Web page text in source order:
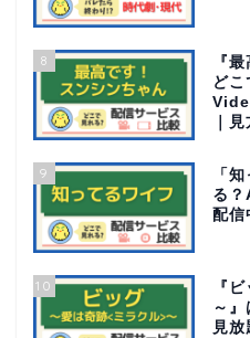
8
『
ど
｜
9
「
る？
配信
10
『
～
見